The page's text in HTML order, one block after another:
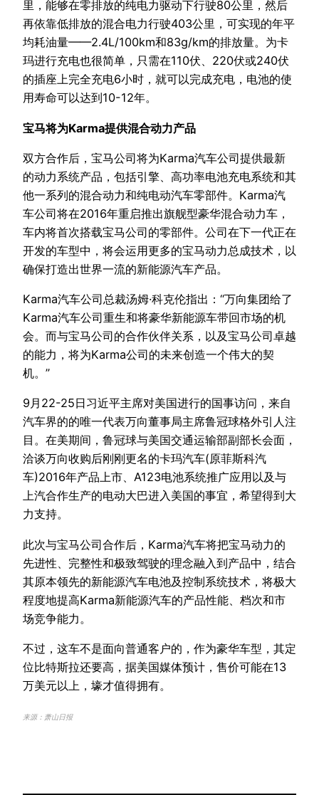
里，能够在零排放的纯电力驱动下行驶80公里，然后
再依靠低排放的混合电力行驶403公里，可实现的年平
均耗油量——2.4L/100km和83g/km的排放量。为卡
玛进行充电也很简单，只需在110伏、220伏或240伏
的插座上完全充电6小时，就可以完成充电，电池的使
用寿命可以达到10-12年。
宝马将为Karma提供混合动力产品
双方合作后，宝马公司将为Karma汽车公司提供最新
的动力系统产品，包括引擎、高功率电池充电系统和其
他一系列的混合动力和纯电动汽车零部件。Karma汽
车公司将在2016年重启推出旗舰型豪华混合动力车，
车内将首次搭载宝马公司的零部件。公司在下一代正在
开发的车型中，将会运用更多的宝马动力总成技术，以
确保打造出世界一流的新能源汽车产品。
Karma汽车公司总裁汤姆·科克伦指出：“万向集团给了
Karma汽车公司重生和将豪华新能源车带回市场的机
会。而与宝马公司的合作伙伴关系，以及宝马公司卓越
的能力，将为Karma公司的未来创造一个伟大的契
机。”
9月22-25日习近平主席对美国进行的国事访问，来自
汽车界的的唯一代表万向董事局主席鲁冠球格外引人注
目。在美期间，鲁冠球与美国交通运输部副部长会面，
洽谈万向收购后刚刚更名的卡玛汽车(原菲斯科汽
车)2016年产品上市、A123电池系统推广应用以及与
上汽合作生产的电动大巴进入美国的事宜，希望得到大
力支持。
此次与宝马公司合作后，Karma汽车将把宝马动力的
先进性、完整性和极致驾驶的理念融入到产品中，结合
其原本领先的新能源汽车电池及控制系统技术，将极大
程度地提高Karma新能源汽车的产品性能、档次和市
场竞争能力。
不过，这车不是面向普通客户的，作为豪华车型，其定
位比特斯拉还要高，据美国媒体预计，售价可能在13
万美元以上，壕才值得拥有。
来源：萧山日报